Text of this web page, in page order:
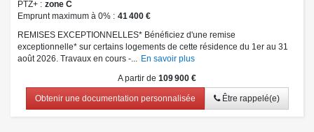
PTZ+
zone C
Emprunt maximum à 0%
41 400 €
REMISES EXCEPTIONNELLES* Bénéficiez d'une remise
exceptionnelle* sur certains logements de cette résidence du 1er au 31
août 2026. Travaux en cours -... En savoir plus
A partir de 109 900 €
Obtenir une documentation personnalisée Être rappelé(e)